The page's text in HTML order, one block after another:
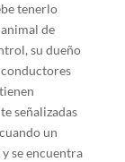
tenerlo
de
su dueño
señalizadas
un
se encuentra